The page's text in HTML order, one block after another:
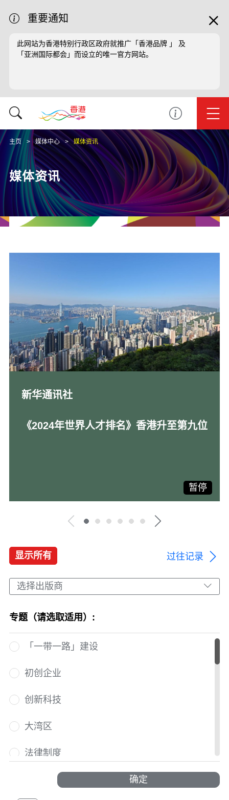
重要通知
此网站为香港特别行政区政府就推广「香港品牌 」 及
「亚洲国际都会」而设立的唯一官方网站。
主页 媒体中心 媒体资讯
媒体资讯
暂停
新华通讯社
《2024年世界人才排名》香港升至第九位
显示所有
选择出版商
确定
过往记录
专题（请选取适用）:
「一带一路」建设
初创企业
创新科技
大湾区
法律制度
国际人才荟萃